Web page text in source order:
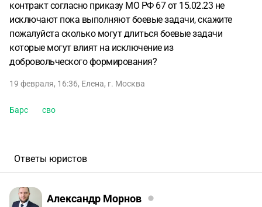
контракт согласно приказу МО РФ 67 от 15.02.23 не
исключают пока выполняют боевые задачи, скажите
пожалуйста сколько могут длиться боевые задачи
которые могут влият на исключение из
добровольческого формирования?
19 февраля, 16:36, Елена, г. Москва
Барс сво
Ответы юристов
Александр Морнов